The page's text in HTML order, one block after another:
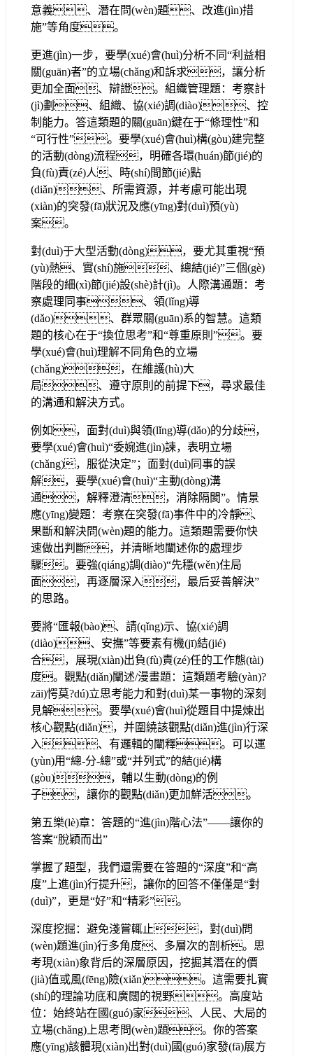
意義、潛在問(wèn)題、改進(jìn)措
施”等角度。
更進(jìn)一步，要學(xué)會(huì)分析不同“利益相
關(guān)者”的立場(chǎng)和訴求，讓分析
更加全面、辯證。組織管理題：考察計
(jì)劃、組織、協(xié)調(diào)、控
制能力。答這類題的關(guān)鍵在于“條理性”和
“可行性”。要學(xué)會(huì)構(gòu)建完整
的活動(dòng)流程，明確各環(huán)節(jié)的
負(fù)責(zé)人、時(shí)間節(jié)點
(diǎn)、所需資源，并考慮可能出現
(xiàn)的突發(fā)狀況及應(yīng)對(duì)預(yù)
案。
對(duì)于大型活動(dòng)，要尤其重視“預
(yù)熱、實(shí)施、總結(jié)”三個(gè)
階段的細(xì)節(jié)設(shè)計(jì)。人際溝通題：考
察處理同事、領(lǐng)導
(dǎo)、群眾關(guān)系的智慧。這類
題的核心在于“換位思考”和“尊重原則”。要
學(xué)會(huì)理解不同角色的立場
(chǎng)，在維護(hù)大
局、遵守原則的前提下，尋求最佳
的溝通和解決方式。
例如，面對(duì)與領(lǐng)導(dǎo)的分歧，
要學(xué)會(huì)“委婉進(jìn)諫，表明立場
(chǎng)，服從決定”；面對(duì)同事的誤
解，要學(xué)會(huì)“主動(dòng)溝
通，解釋澄清，消除隔閡”。情景
應(yīng)變題：考察在突發(fā)事件中的冷靜、
果斷和解決問(wèn)題的能力。這類題需要你快
速做出判斷，并清晰地闡述你的處理步
驟。要強(qiáng)調(diào)“先穩(wěn)住局
面，再逐層深入，最后妥善解決”
的思路。
要將“匯報(bào)、請(qǐng)示、協(xié)調
(diào)、安撫”等要素有機(jī)結(jié)
合，展現(xiàn)出負(fù)責(zé)任的工作態(tài)
度。觀點(diǎn)闡述/漫畫題：這類題考驗(yàn)?
zāi)愕莫?dú)立思考能力和對(duì)某一事物的深刻
見解。要學(xué)會(huì)從題目中提煉出
核心觀點(diǎn)，并圍繞該觀點(diǎn)進(jìn)行深
入、有邏輯的闡釋。可以運
(yùn)用“總-分-總”或“并列式”的結(jié)構
(gòu)，輔以生動(dòng)的例
子，讓你的觀點(diǎn)更加鮮活。
第五樂(lè)章：答題的“進(jìn)階心法”——讓你的
答案“脫穎而出”
掌握了題型，我們還需要在答題的“深度”和“高
度”上進(jìn)行提升，讓你的回答不僅僅是“對
(duì)”，更是“好”和“精彩”。
深度挖掘：避免淺嘗輒止，對(duì)問
(wèn)題進(jìn)行多角度、多層次的剖析。思
考現(xiàn)象背后的深層原因，挖掘其潛在的價
(jià)值或風(fēng)險(xiǎn)。這需要扎實
(shí)的理論功底和廣闊的視野。高度站
位：始終站在國(guó)家、人民、大局的
立場(chǎng)上思考問(wèn)題。你的答案
應(yīng)該體現(xiàn)出對(duì)國(guó)家發(fā)展方